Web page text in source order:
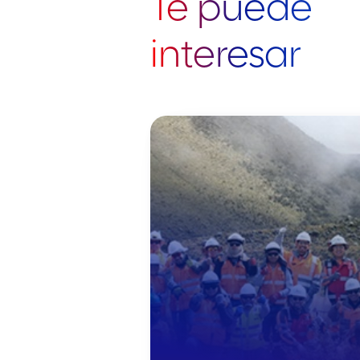
interesar